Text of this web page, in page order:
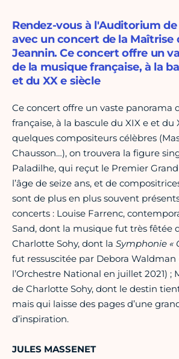
Rendez-vous à l'Auditorium
avec un concert de la Maîtrise
Jeannin. Ce concert offre un
de la musique française, à la
et du XX e siècle
Ce concert offre un vaste panorama
française, à la bascule du XIX e et du
quelques compositeurs célèbres
Chausson…), on trouvera la figure
Paladilhe, qui reçut le Premier
l’âge de seize ans, et de
sont de plus en plus souvent
concerts : Louise Farrenc,
Sand, dont la musique fut très fêtée
Charlotte Sohy, dont la Symphonie «
fut ressuscitée par Debora Waldman
l’Orchestre National en juillet 2021) ;
de Charlotte Sohy, dont le destin
mais qui laisse des pages d’une
d’inspiration.
JULES MASSENET